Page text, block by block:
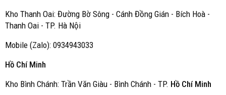
Kho Thanh Oai: Đường Bờ Sông - Cánh Đồng Gián - Bích Hoà -
Thanh Oai - TP. Hà Nội
Mobile (Zalo): 0934943033
Hồ Chí Minh
Kho Bình Chánh: Trần Văn Giàu - Bình Chánh - TP. Hồ Chí Minh